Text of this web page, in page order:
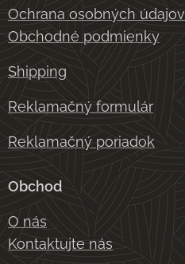
Ochrana osobných údajov
Obchodné podmienky
Shipping
Reklamačný formulár
Reklamačný poriadok
Obchod
O nás
Kontaktujte nás